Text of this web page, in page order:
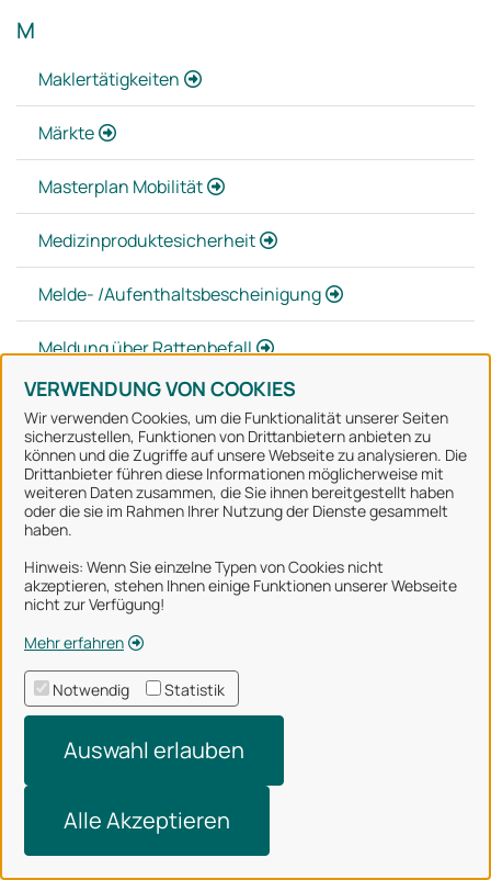
VERWENDUNG VON COOKIES
Wir verwenden Cookies, um die Funktionalität unserer Seiten
sicherzustellen, Funktionen von Drittanbietern anbieten zu
können und die Zugriffe auf unsere Webseite zu analysieren. Die
Drittanbieter führen diese Informationen möglicherweise mit
weiteren Daten zusammen, die Sie ihnen bereitgestellt haben
oder die sie im Rahmen Ihrer Nutzung der Dienste gesammelt
haben.
Hinweis: Wenn Sie einzelne Typen von Cookies nicht
akzeptieren, stehen Ihnen einige Funktionen unserer Webseite
nicht zur Verfügung!
Mehr erfahren
Notwendig Statistik
Auswahl erlauben
Alle Akzeptieren
M
Maklertätigkeiten
Märkte
Masterplan Mobilität
Medizinproduktesicherheit
Melde- /Aufenthaltsbescheinigung
Meldung über Rattenbefall
Messe / Markt (Veranstaltung einer Messe, einer
Ausstellung oder eines Großmarktes: Festsetzung)
Mietanfrage für ein städtisches Fahrzeug
Mobilfunkausbau
Musikschule
Muslimische Bestattung, Waschraum auf dem
Friedhof Nahne
Nahmobilität